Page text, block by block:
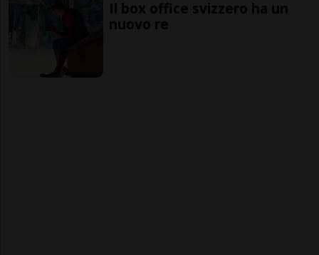
Il box office svizzero ha un
nuovo re